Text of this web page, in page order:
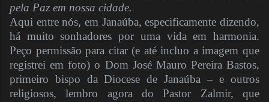
pela Paz em nossa cidade.
Aqui entre nós, em Janaúba, especificamente dizendo,
há muito sonhadores por uma vida em harmonia.
Peço permissão para citar (e até incluo a imagem que
registrei em foto) o Dom José Mauro Pereira Bastos,
primeiro bispo da Diocese de Janaúba – e outros
religiosos, lembro agora do Pastor Zalmir, que